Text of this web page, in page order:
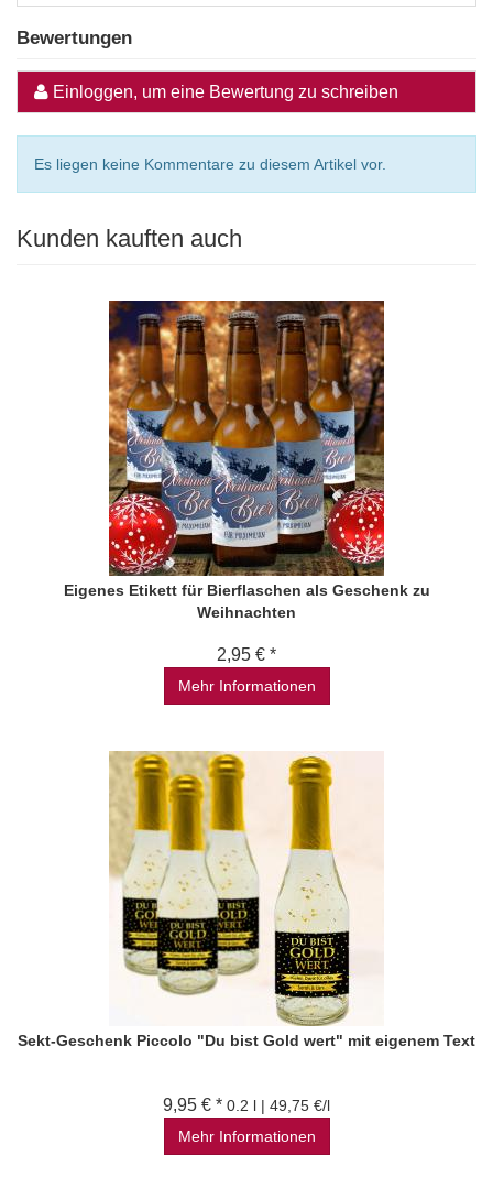
Bewertungen
Einloggen, um eine Bewertung zu schreiben
Es liegen keine Kommentare zu diesem Artikel vor.
Kunden kauften auch
Eigenes Etikett für Bierflaschen als Geschenk zu
Weihnachten
2,95 € *
Mehr Informationen
Sekt-Geschenk Piccolo "Du bist Gold wert" mit eigenem Text
9,95 € * 0.2 l | 49,75 €/l
Mehr Informationen